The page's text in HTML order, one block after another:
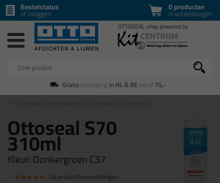
0 producten
in winkelwagen
Bestelstatus
of inloggen
Gratisbezorging in NL & BEvanaf75,-
Ottoseal S70
310ml
Kleur:Donkergroen C37
24 productbeoordelingen